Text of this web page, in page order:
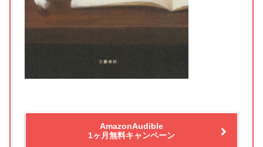
AmazonAudible
1ヶ月無料キャンペーン